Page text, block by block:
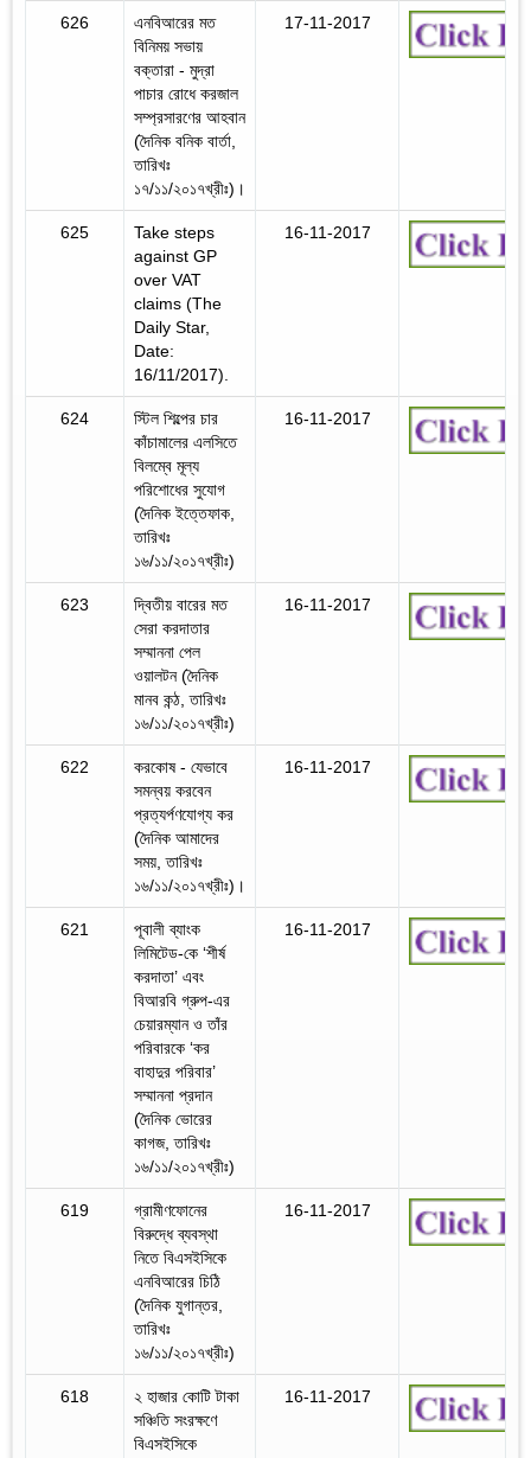
626
এনবিআরের মত
বিনিময় সভায়
বক্তারা - মুদ্রা
পাচার রোধে করজাল
সম্প্রসারণের আহবান
(দৈনিক বনিক বার্তা,
তারিখঃ
১৭/১১/২০১৭খ্রীঃ)।
17-11-2017
625
Take steps
against GP
over VAT
claims (The
Daily Star,
Date:
16/11/2017).
16-11-2017
624
স্টিল শিল্পের চার
কাঁচামালের এলসিতে
বিলম্বে মূল্য
পরিশোধের সুযোগ
(দৈনিক ইত্তেফাক,
তারিখঃ
১৬/১১/২০১৭খ্রীঃ)
16-11-2017
623
দ্বিতীয় বারের মত
সেরা করদাতার
সম্মাননা পেল
ওয়ালটন (দৈনিক
মানব কন্ঠ, তারিখঃ
১৬/১১/২০১৭খ্রীঃ)
16-11-2017
622
করকোষ - যেভাবে
সমন্বয় করবেন
প্রত্যর্পণযোগ্য কর
(দৈনিক আমাদের
সময়, তারিখঃ
১৬/১১/২০১৭খ্রীঃ)।
16-11-2017
621
পূবালী ব্যাংক
লিমিটেড-কে ‘শীর্ষ
করদাতা’ এবং
বিআরবি গ্রুপ-এর
চেয়ারম্যান ও তাঁর
পরিবারকে ‘কর
বাহাদুর পরিবার’
সম্মাননা প্রদান
(দৈনিক ভোরের
কাগজ, তারিখঃ
১৬/১১/২০১৭খ্রীঃ)
16-11-2017
619
গ্রামীণফোনের
বিরুদ্ধে ব্যবস্থা
নিতে বিএসইসিকে
এনবিআরের চিঠি
(দৈনিক যুগান্তর,
তারিখঃ
১৬/১১/২০১৭খ্রীঃ)
16-11-2017
618
২ হাজার কোটি টাকা
সঞ্চিতি সংরক্ষণে
বিএসইসিকে
16-11-2017